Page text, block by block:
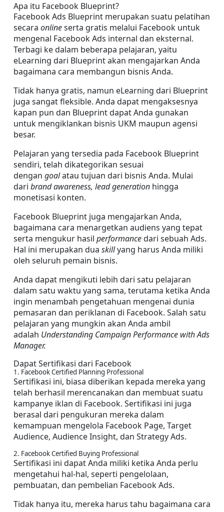
Apa itu Facebook Blueprint?
Facebook Ads Blueprint merupakan suatu pelatihan
secara online serta gratis melalui Facebook untuk
mengenal Facebook Ads internal dan eksternal.
Terbagi ke dalam beberapa pelajaran, yaitu
eLearning dari Blueprint akan mengajarkan Anda
bagaimana cara membangun bisnis Anda.
Tidak hanya gratis, namun eLearning dari Blueprint
juga sangat fleksible. Anda dapat mengaksesnya
kapan pun dan Blueprint dapat Anda gunakan
untuk mengiklankan bisnis UKM maupun agensi
besar.
Pelajaran yang tersedia pada Facebook Blueprint
sendiri, telah dikategorikan sesuai
dengan goal atau tujuan dari bisnis Anda. Mulai
dari brand awareness, lead generation hingga
monetisasi konten.
Facebook Blueprint juga mengajarkan Anda,
bagaimana cara menargetkan audiens yang tepat
serta mengukur hasil performance dari sebuah Ads.
Hal ini merupakan dua skill yang harus Anda miliki
oleh seluruh pemain bisnis.
Anda dapat mengikuti lebih dari satu pelajaran
dalam satu waktu yang sama, terutama ketika Anda
ingin menambah pengetahuan mengenai dunia
pemasaran dan periklanan di Facebook. Salah satu
pelajaran yang mungkin akan Anda ambil
adalah Understanding Campaign Performance with Ads
Manager.
Dapat Sertifikasi dari Facebook
1. Facebook Certified Planning Professional
Sertifikasi ini, biasa diberikan kepada mereka yang
telah berhasil merencanakan dan membuat suatu
kampanye iklan di Facebook. Sertifikasi ini juga
berasal dari pengukuran mereka dalam
kemampuan mengelola Facebook Page, Target
Audience, Audience Insight, dan Strategy Ads.
2. Facebook Certified Buying Professional
Sertifikasi ini dapat Anda miliki ketika Anda perlu
mengetahui hal-hal, seperti pengelolaan,
pembuatan, dan pembelian Facebook Ads.
Tidak hanya itu, mereka harus tahu bagaimana cara